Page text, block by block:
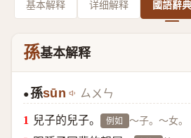
基本解释 详细解释 國語辭典
孫基本解释
●孫sūn ㄙㄨㄣ
兒子的兒子。 例如 ～子。～女。